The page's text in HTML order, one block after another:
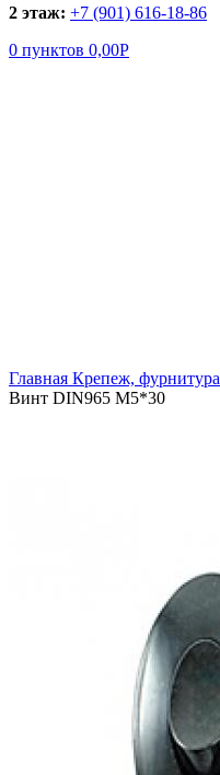
2 этаж: +7 (901) 616-18-86
0 пунктов 0,00Р
Главная Крепеж, фурнитура
Винт DIN965 М5*30